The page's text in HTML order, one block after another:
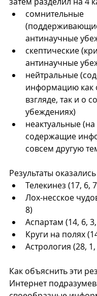
сомнительные
антинаучные
скептические
антинаучные
нейтральные
информацию как
взгляде, так и о
убеждениях)
неактуальные
содержащие
совсем другую
Результаты
Телекинез (17, 6,
Лох-несское
8)
Аспартам (14, 6,
Круги на полях
Астрология (28, 1,
Как объяснить эти
Интернет